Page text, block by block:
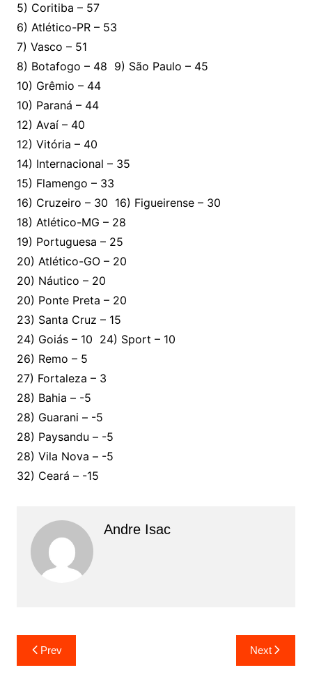
5) Coritiba – 57
6) Atlético-PR – 53
7) Vasco – 51
8) Botafogo – 48 9) São Paulo – 45
10) Grêmio – 44
10) Paraná – 44
12) Avaí – 40
12) Vitória – 40
14) Internacional – 35
15) Flamengo – 33
16) Cruzeiro – 30 16) Figueirense – 30
18) Atlético-MG – 28
19) Portuguesa – 25
20) Atlético-GO – 20
20) Náutico – 20
20) Ponte Preta – 20
23) Santa Cruz – 15
24) Goiás – 10 24) Sport – 10
26) Remo – 5
27) Fortaleza – 3
28) Bahia – -5
28) Guarani – -5
28) Paysandu – -5
28) Vila Nova – -5
32) Ceará – -15
Andre Isac
Prev Next